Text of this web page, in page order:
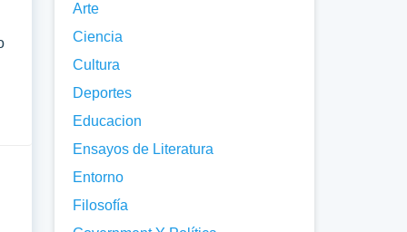
Arte
Ciencia
Cultura
Deportes
Educacion
Ensayos de Literatura
Entorno
Filosofía